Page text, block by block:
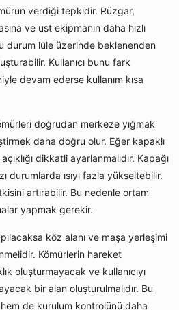
verdiği tepkidir. Rüzgar,
ve üst ekipmanın daha hızlı
durum lüle üzerinde beklenenden
Kullanıcı bunu fark
devam ederse kullanım kısa
doğrudan merkeze yığmak
daha doğru olur. Eğer kapaklı
dikkatli ayarlanmalıdır. Kapağı
durumlarda ısıyı fazla yükseltebilir.
artırabilir. Bu nedenle ortam
yapmak gerekir.
köz alanı ve maşa yerleşimi
Kömürlerin hareket
oluşturmayacak ve kullanıcıyı
bir alan oluşturulmalıdır. Bu
de kurulum kontrolünü daha